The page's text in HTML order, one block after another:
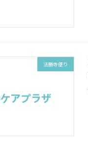
法勝寺便り